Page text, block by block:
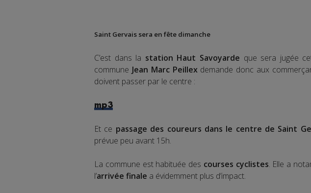
Saint Gervais sera en fête dimanche
C’est dans la station Haut Savoyarde que sera jugée
commune Jean Marc Peillexdemande donc aux
doivent passer par le centre :
mp3
Et ce passage des coureurs dans le centre de Saint
prévue peu avant 15h.
La commune est habituée des courses cyclistes. Elle a
l’arrivée finale a évidemment plus d’impact.